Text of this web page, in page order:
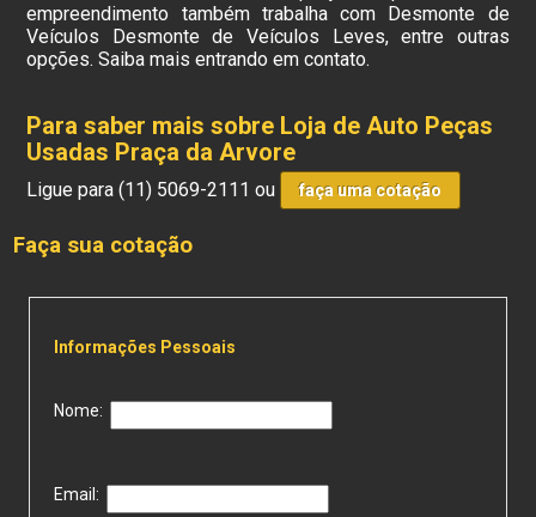
empreendimento também trabalha com Desmonte de
Veículos Desmonte de Veículos Leves, entre outras
opções. Saiba mais entrando em contato.
Para saber mais sobre Loja de Auto Peças
Usadas Praça da Arvore
Ligue para(11) 5069-2111 ou faça uma cotação
Faça sua cotação
Informações Pessoais
Nome:
Email: